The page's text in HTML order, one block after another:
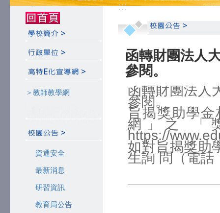
:::
＞教師教學網
資通安全
最新消息
研習資訊
教育局公告
:::
函轉財團法人
參閱。
函轉財團法人
參閱。
旨揭獎助學
網」之 「
https://
如對旨揭獎助
生詢 問（電話